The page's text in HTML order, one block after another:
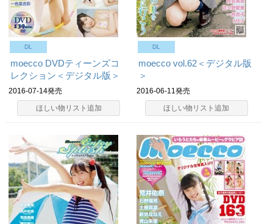
DL
moecco DVDティーンズコ
レクション＜デジタル版＞
2016-07-14発売
ほしい物リスト追加
DL
moecco vol.62＜デジタル版
＞
2016-06-11発売
ほしい物リスト追加